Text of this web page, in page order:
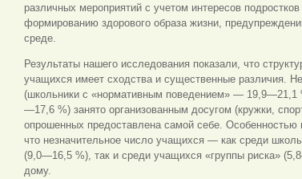
различных мероприятий с учетом интересов
формированию здорового образа жизни,
среде.
Результаты нашего исследования показали, что
учащихся имеет сходства и существенные различия.
(школьники с «нормативным поведением» — 19,9—21,1
—17,6 %) занято организованным досугом (кружки,
опрошенных предоставлена самой себе. Особенностью
что незначительное число учащихся — как среди
(9,0—16,5 %), так и среди учащихся «группы риска»
дому.